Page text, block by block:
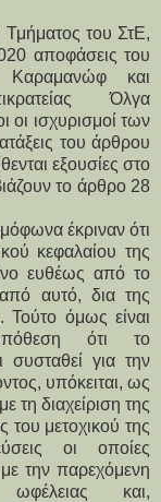
Τμήματος του ΣτΕ,
αποφάσεις του
Καραμανώφ και
Όλγα
οι ισχυρισμοί των
του άρθρου
εξουσίες στο
το άρθρο 28
έκριναν ότι
κεφαλαίου της
ευθέως από το
αυτό, δια της
όμως είναι
ότι το
για την
υπόκειται, ως
τη διαχείριση της
μετοχικού της
οι οποίες
την παρεχόμενη
ωφέλειας και,